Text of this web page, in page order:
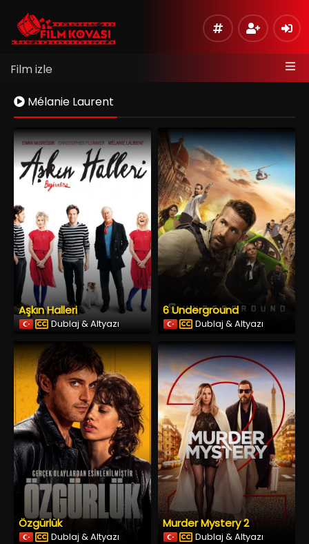
Film izle
Mélanie Laurent
Aşkın Halleri
Dublaj & Altyazı
6 Underground
Dublaj & Altyazı
Özgürlük
Dublaj & Altyazı
Murder Mystery 2
Dublaj & Altyazı